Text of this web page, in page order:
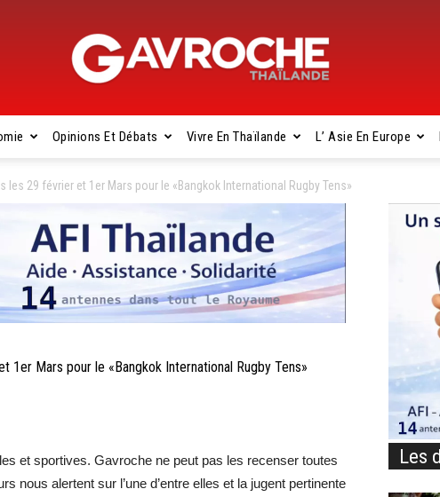
Gavroche
Thaïlande
Opinions Et Débats Vivre En Thaïlande L’ Asie En Europe
les 29 février et 1er Mars pour le «Bangkok International Rugby Tens»
1er Mars pour le «Bangkok International Rugby Tens»
et sportives. Gavroche ne peut pas les recenser toutes
nous alertent sur l’une d’entre elles et la jugent pertinente
Les